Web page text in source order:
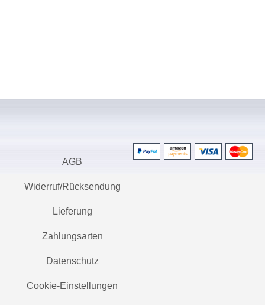
AGB
Widerruf/Rücksendung
Lieferung
Zahlungsarten
Datenschutz
Cookie-Einstellungen